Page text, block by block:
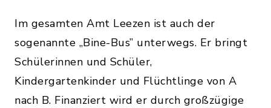
Im gesamten Amt Leezen ist auch der
sogenannte „Bine-Bus” unterwegs. Er bringt
Schülerinnen und Schüler,
Kindergartenkinder und Flüchtlinge von A
nach B. Finanziert wird er durch großzügige